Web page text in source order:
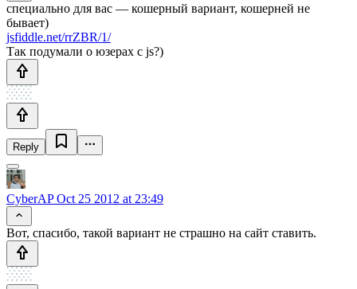
специально для вас — кошерный вариант, кошерней не
бывает)
jsfiddle.net/rrZBR/1/
Так подумали о юзерах с js?)
Reply
CyberAPOct 25 2012 at 23:49
Вот, спасибо, такой вариант не страшно на сайт ставить.